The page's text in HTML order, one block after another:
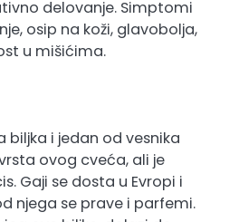
delovanje. Simptomi
osip na koži, glavobolja,
u mišićima.
biljka i jedan od vesnika
ovog cveća, ali je
Gaji se dosta u Evropi i
njega se prave i parfemi.